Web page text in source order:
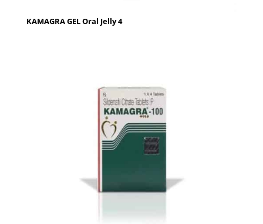
KAMAGRA GEL Oral Jelly 4